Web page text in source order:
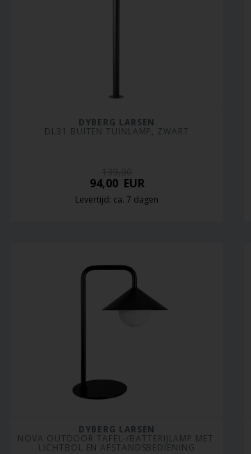
DYBERG LARSEN
DL31 BUITEN TUINLAMP, ZWART
94,00EUR
Levertijd: ca. 7 dagen
DYBERG LARSEN
NOVA OUTDOOR TAFEL-/BATTERIJLAMP MET
LICHTBOL EN AFSTANDSBEDIENING